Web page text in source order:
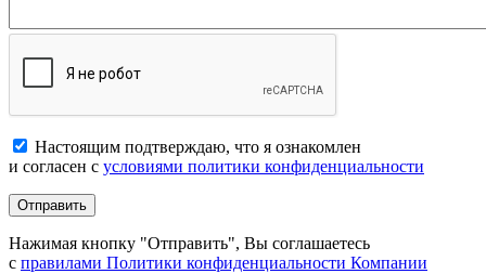
Настоящим подтверждаю, что я ознакомлен
и согласен с условиями политики конфиденциальности
Отправить
Нажимая кнопку "Отправить", Вы соглашаетесь
с правилами Политики конфиденциальности Компании